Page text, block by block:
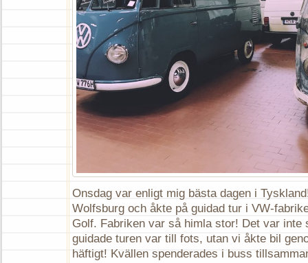
Onsdag var enligt mig bästa dagen i
Wolfsburg och åkte på guidad tur i VW-
Golf. Fabriken var så himla stor! Det var inte
guidade turen var till fots, utan vi åkte bil
häftigt! Kvällen spenderades i buss